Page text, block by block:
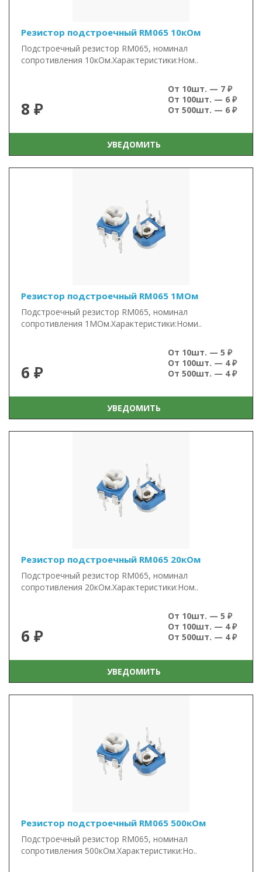
Резистор подстроечный RM065 10кОм
Подстроечный резистор RM065, номинал
сопротивления 10кОм.Характеристики:Ном..
8 ₽
От 10шт. — 7 ₽
От 100шт. — 6 ₽
От 500шт. — 6 ₽
УВЕДОМИТЬ
Резистор подстроечный RM065 1МОм
Подстроечный резистор RM065, номинал
сопротивления 1МОм.Характеристики:Номи..
6 ₽
От 10шт. — 5 ₽
От 100шт. — 4 ₽
От 500шт. — 4 ₽
УВЕДОМИТЬ
Резистор подстроечный RM065 20кОм
Подстроечный резистор RM065, номинал
сопротивления 20кОм.Характеристики:Ном..
6 ₽
От 10шт. — 5 ₽
От 100шт. — 4 ₽
От 500шт. — 4 ₽
УВЕДОМИТЬ
Резистор подстроечный RM065 500кОм
Подстроечный резистор RM065, номинал
сопротивления 500кОм.Характеристики:Но..